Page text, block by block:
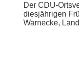
Der CDU-
diesjährigen
Warnecke,